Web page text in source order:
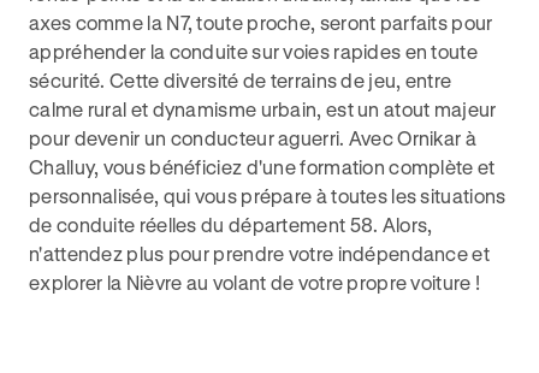
axes comme la N7, toute proche, seront parfaits pour
appréhender la conduite sur voies rapides en toute
sécurité. Cette diversité de terrains de jeu, entre
calme rural et dynamisme urbain, est un atout majeur
pour devenir un conducteur aguerri. Avec Ornikar à
Challuy, vous bénéficiez d'une formation complète et
personnalisée, qui vous prépare à toutes les situations
de conduite réelles du département 58. Alors,
n'attendez plus pour prendre votre indépendance et
explorer la Nièvre au volant de votre propre voiture !